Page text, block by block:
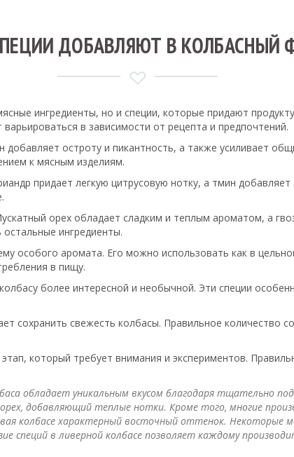
ДОБАВЛЯЮТ В КОЛБАСНЫЙ
ингредиенты, но и специи, которые придают
в зависимости от рецепта и предпочтений.
остроту и пикантность, а также усиливает
к мясным изделиям.
придает легкую цитрусовую нотку, а тмин
орех обладает сладким и теплым ароматом, а
ингредиенты.
особого аромата. Его можно использовать как в
в пищу.
более интересной и необычной. Эти специи
сохранить свежесть колбасы. Правильное количество
который требует внимания и экспериментов.
обладает уникальным вкусом благодаря тщательно
добавляющий теплые нотки. Кроме того, многие
колбасе характерный восточный оттенок.
специй в ливерной колбасе позволяет каждому